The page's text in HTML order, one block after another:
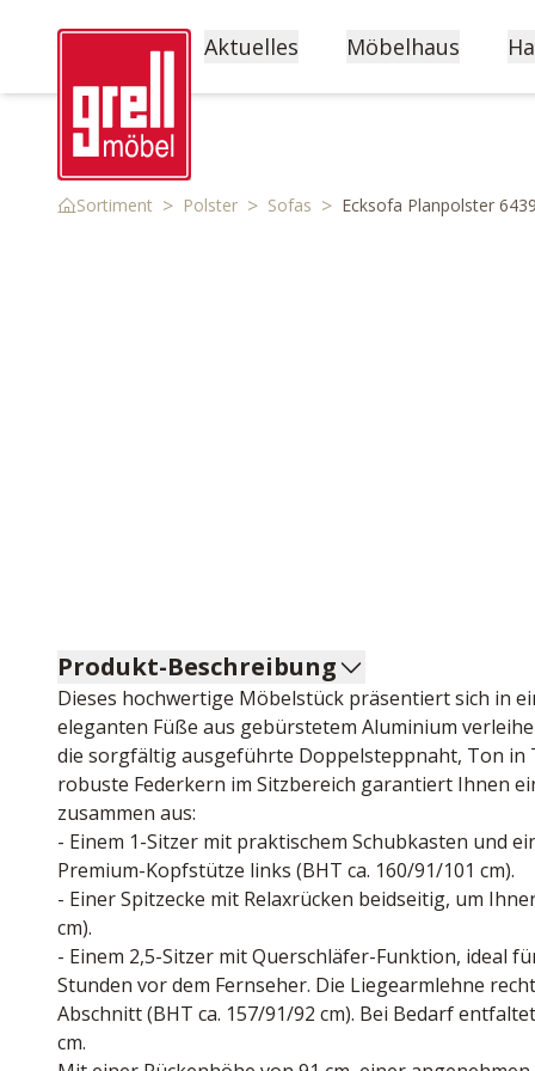
Aktuelles Möbelhaus
Sortiment > Polster > Sofas > Ecksofa Planpolster
Produkt-Beschreibung
Dieses hochwertige Möbelstück präsentiert sich in
eleganten Füße aus gebürstetem Aluminium
die sorgfältig ausgeführte Doppelsteppnaht, Ton in
robuste Federkern im Sitzbereich garantiert Ihnen
zusammen aus:
- Einem 1-Sitzer mit praktischem Schubkasten und
Premium-Kopfstütze links (BHT ca. 160/91/101 cm).
- Einer Spitzecke mit Relaxrücken beidseitig, um
cm).
- Einem 2,5-Sitzer mit Querschläfer-Funktion, ideal
Stunden vor dem Fernseher. Die Liegearmlehne
Abschnitt (BHT ca. 157/91/92 cm). Bei Bedarf
cm.